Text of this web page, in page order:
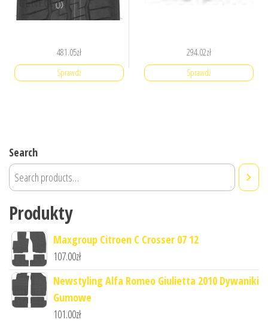
481.05zł
Sprawdź
294.02zł
Sprawdź
Search
Produkty
Maxgroup Citroen C Crosser 07 12
107.00zł
Newstyling Alfa Romeo Giulietta 2010 Dywaniki
Gumowe
101.00zł